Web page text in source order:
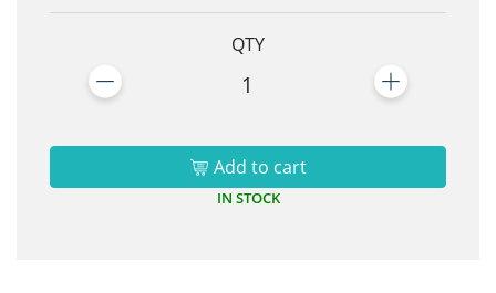
QTY
1
Add to cart
IN STOCK